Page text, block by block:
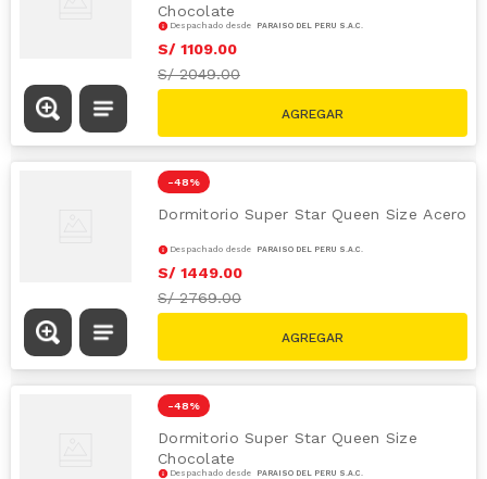
Chocolate
Despachado desde PARAÍSO DEL PERÚ S.A.C.
S/ 1109.00
S/2049.00
-48 %
Dormitorio Super Star Queen Size Acero
Despachado desde PARAÍSO DEL PERÚ S.A.C.
S/ 1449.00
S/2769.00
-48 %
Dormitorio Super Star Queen Size
Chocolate
Despachado desde PARAÍSO DEL PERÚ S.A.C.